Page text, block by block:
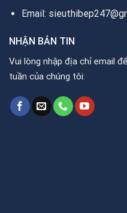
Email:
NHẬN BẢN TIN
Vui lòng nhập địa chỉ email
tuần của chúng tôi: